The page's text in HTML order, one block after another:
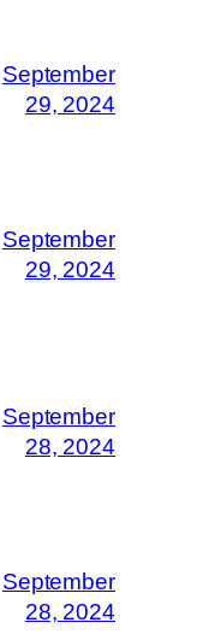
September
29, 2024
September
29, 2024
September
28, 2024
September
28, 2024